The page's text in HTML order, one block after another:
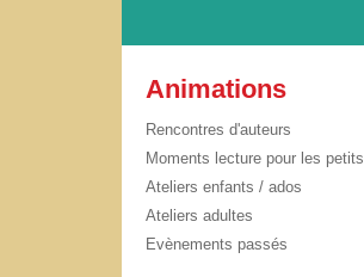
Animations
Rencontres d'auteurs
Moments lecture pour les petits
Ateliers enfants / ados
Ateliers adultes
Evènements passés